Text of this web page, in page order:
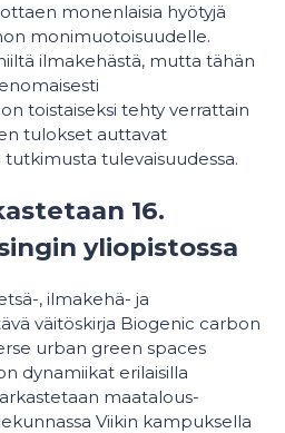
monenlaisia hyötyjä
monimuotoisuudelle.
ilmakehästä, mutta tähän
toistaiseksi tehty verrattain
tulokset auttavat
tulevaisuudessa.
16.
yliopistossa
, ilmakehä- ja
väitöskirja Biogenic carbon
urban green spaces
dynamiikat erilaisilla
maatalous-
Viikin kampuksella